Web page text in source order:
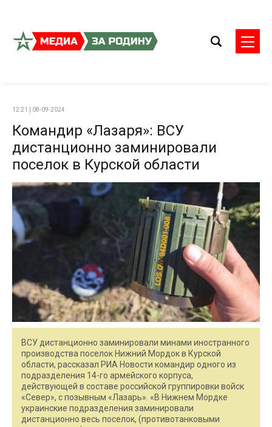
12:21 | 08-09-2024
Командир «Лазаря»: ВСУ
дистанционно заминировали
поселок в Курской области
ВСУ дистанционно заминировали минами иностранного
производства поселок Нижний Мордок в Курской
области, рассказал РИА Новости командир одного из
подразделения 14-го армейского корпуса,
действующей в составе российской группировки войск
«Север», с позывным «Лазарь». «В Нижнем Мордке
украинские подразделения заминировали
дистанционно весь поселок, (противотанковыми